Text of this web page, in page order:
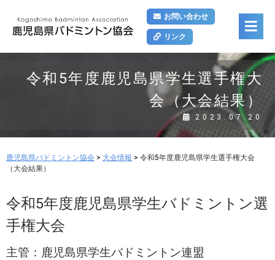
お問い合わせ
リンク
令和5年度鹿児島県学生選手権大
会（大会結果）
2023.07.20
鹿児島県バドミントン協会 > 大会情報 > 令和5年度鹿児島県学生選手権大会
（大会結果）
令和5年度鹿児島県学生バドミントン選
手権大会
主管：鹿児島県学生バドミントン連盟